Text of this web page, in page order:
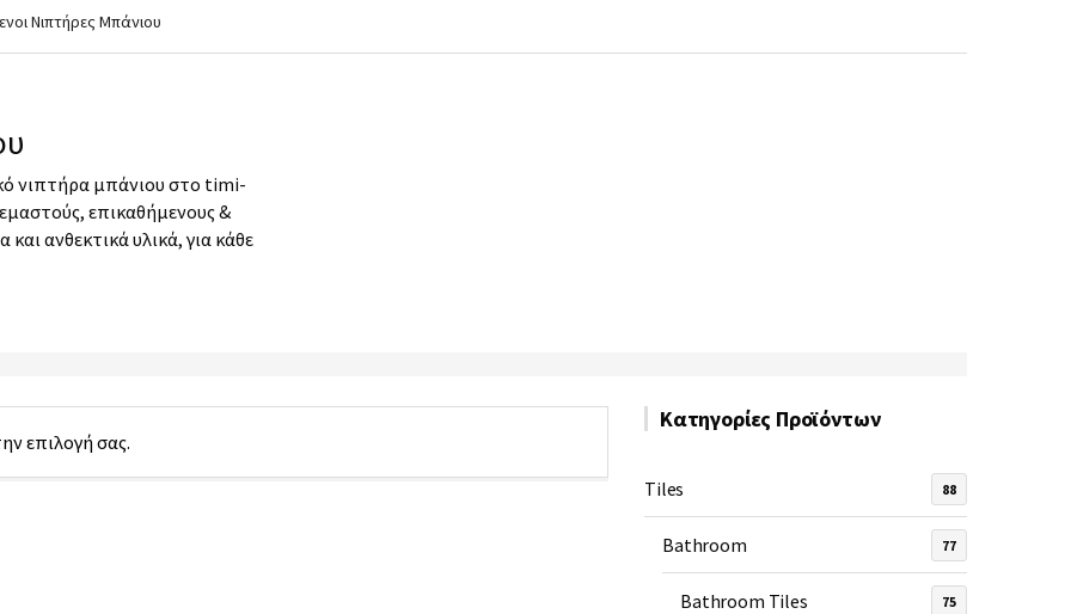
π
ρ
ω
ν
:
Νιπτήρες Μπάνιου
νιπτήρα μπάνιου στο timi-
επικαθήμενους &
ανθεκτικά υλικά, για κάθε
επιλογή σας.
Κατηγορίες Προϊόντων
Tiles 88
Bathroom 77
Bathroom Tiles 75